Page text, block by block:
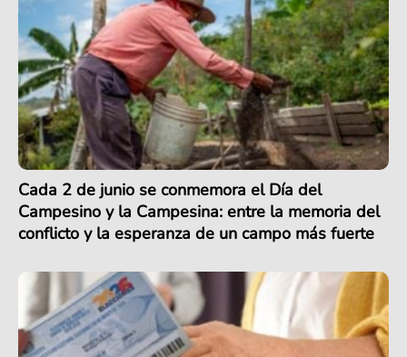
Cada 2 de junio se conmemora el Día del
Campesino y la Campesina: entre la memoria del
conflicto y la esperanza de un campo más fuerte